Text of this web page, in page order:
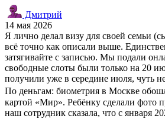
Дмитрий
14 мая 2026
Я лично делал визу для своей семьи
всё точно как описали выше.
затягивайте с записью. Мы подали
свободные слоты были только на 20
получили уже в середине июля, чуть
По деньгам: биометрия в Москве
картой «Мир». Ребёнку сделали фото
наш сотрудник сказала, что с января